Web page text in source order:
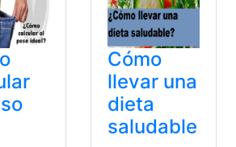
Cómo
llevar una
dieta
saludable